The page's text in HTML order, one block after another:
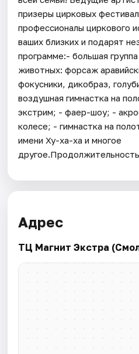
призеры цирковых
профессионалы циркового
ваших близких и подарят
программе:- большая
животных: форсаж
фокусники, дикобраз,
воздушная гимнастка на
экстрим; - фаер-шоу; -
колесе; - гимнастка на
имени Ху-ха-ха и многое
Адрес
ТЦ Магнит Экстра